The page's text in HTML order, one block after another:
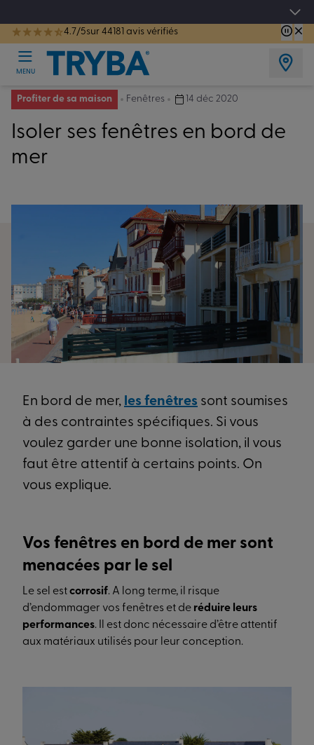
Les jours tentation : Jusqu'à -15% sur vos fenêtres, portes, volets et pergolas
4.7/5sur 44181 avis vérifiés
MENU
Profiter de sa maison Fenêtres 14 déc 2020
Isoler ses fenêtres en bord de
mer
En bord de mer, les fenêtres sont soumises
à des contraintes spécifiques. Si vous
voulez garder une bonne isolation, il vous
faut être attentif à certains points. On
vous explique.
Vos fenêtres en bord de mer sont
menacées par le sel
Le sel estcorrosif. A long terme, il risque
d’endommager vos fenêtres et de réduire leurs
performances. Il est donc nécessaire d’être attentif
aux matériaux utilisés pour leur conception.